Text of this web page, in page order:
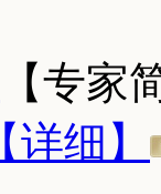
【专家
【详细】